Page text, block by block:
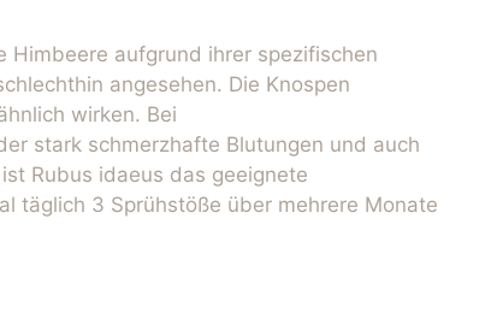
Himbeere aufgrund ihrer spezifischen
angesehen. Die Knospen
wirken. Bei
stark schmerzhafte Blutungen und auch
Rubus idaeus das geeignete
täglich 3 Sprühstöße über mehrere Monate